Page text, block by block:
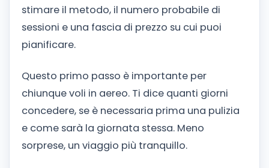
stimare il metodo, il numero probabile di
sessioni e una fascia di prezzo su cui puoi
pianificare.
Questo primo passo è importante per
chiunque voli in aereo. Ti dice quanti giorni
concedere, se è necessaria prima una pulizia
e come sarà la giornata stessa. Meno
sorprese, un viaggio più tranquillo.